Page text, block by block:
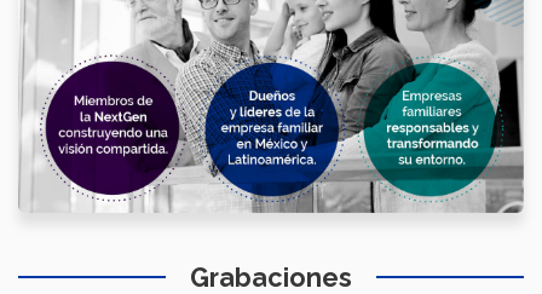
Grabaciones